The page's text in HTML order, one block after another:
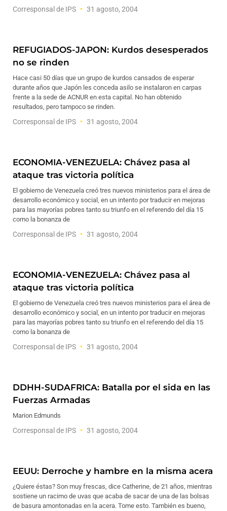
Corresponsal de IPS 31 agosto, 2004
REFUGIADOS-JAPON: Kurdos desesperados
no se rinden
Hace casi 50 días que un grupo de kurdos cansados de esperar
durante años que Japón les conceda asilo se instalaron en carpas
frente a la sede de ACNUR en esta capital. No han obtenido
resultados, pero tampoco se rinden.
Corresponsal de IPS 31 agosto, 2004
ECONOMIA-VENEZUELA: Chávez pasa al
ataque tras victoria política
El gobierno de Venezuela creó tres nuevos ministerios para el área de
desarrollo económico y social, en un intento por traducir en mejoras
para las mayorías pobres tanto su triunfo en el referendo del día 15
como la bonanza de
Corresponsal de IPS 31 agosto, 2004
ECONOMIA-VENEZUELA: Chávez pasa al
ataque tras victoria política
El gobierno de Venezuela creó tres nuevos ministerios para el área de
desarrollo económico y social, en un intento por traducir en mejoras
para las mayorías pobres tanto su triunfo en el referendo del día 15
como la bonanza de
Corresponsal de IPS 31 agosto, 2004
DDHH-SUDAFRICA: Batalla por el sida en las
Fuerzas Armadas
Marion Edmunds
Corresponsal de IPS 31 agosto, 2004
EEUU: Derroche y hambre en la misma acera
¿Quiere éstas? Son muy frescas, dice Catherine, de 21 años, mientras
sostiene un racimo de uvas que acaba de sacar de una de las bolsas
de basura amontonadas en la acera. Tome esto. También es bueno,